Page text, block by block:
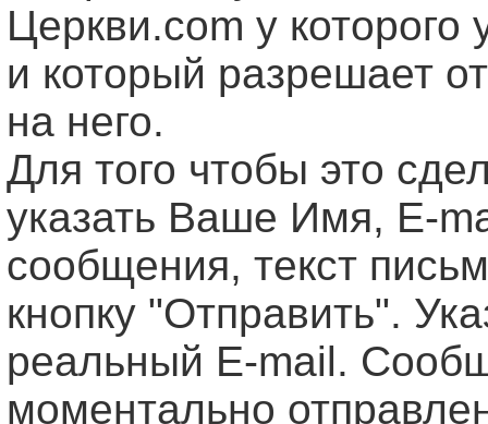
Церкви.com у которого
и который разрешает
на него.
Для того чтобы это
указать Ваше Имя, Е-
сообщения, текст
кнопку "Отправить".
реальный E-mail.
моментально